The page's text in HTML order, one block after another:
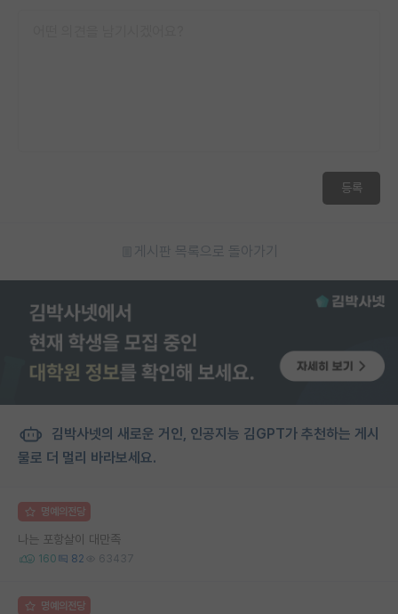
등록
게시판 목록으로 돌아가기
김박사넷의 새로운 거인, 인공지능 김GPT가 추천하는 게시
물로 더 멀리 바라보세요.
명예의전당
나는 포항살이 대만족
160 82 63437
명예의전당